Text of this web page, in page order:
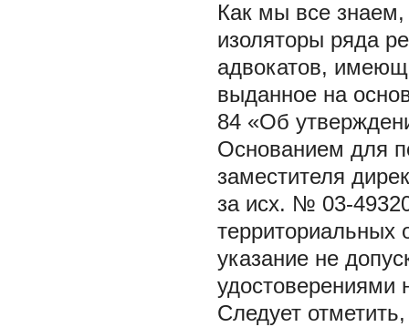
Как мы все знаем,
изоляторы ряда
адвокатов,
выданное на
84 «Об
Основанием для
заместителя
за исх. № 03-
территориальных
указание не
удостоверениями
Следует